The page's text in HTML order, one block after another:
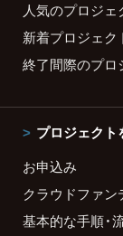
人気のプロジェ
新着プロジェク
終了間際のプロ
プロジェクト
お申込み
クラウドファン
基本的な手順・